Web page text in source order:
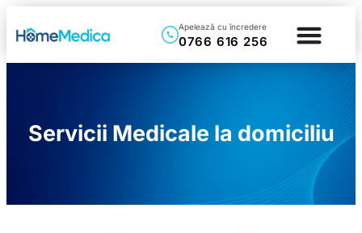
Apelează cu încredere
0766 616 256
Servicii Medicale la domiciliu